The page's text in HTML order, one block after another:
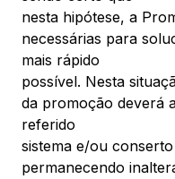
nesta hipótese, a
necessárias para
mais rápido
possível. Nesta
da promoção deverá
referido
sistema e/ou
permanecendo